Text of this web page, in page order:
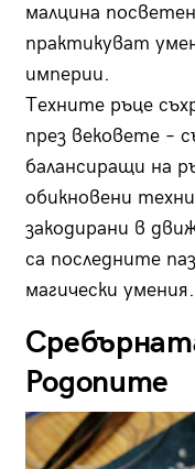
малцина
практикуват
империи.
Техните ръце
през вековете –
балансиращи на
обикновени
закодирани в
са последните
магически умения.
Родопите